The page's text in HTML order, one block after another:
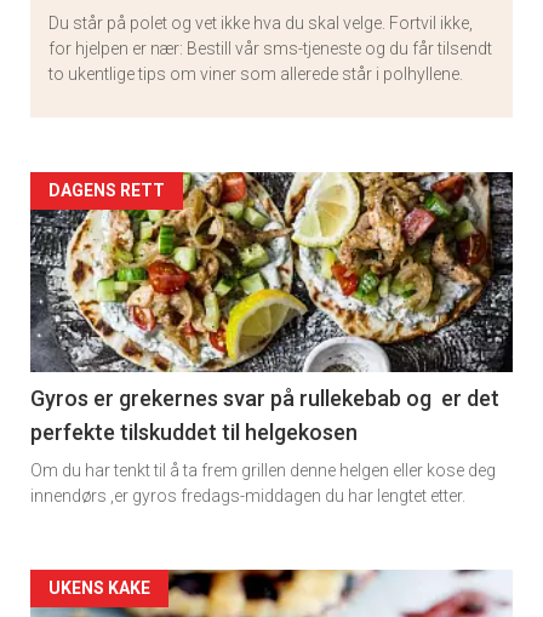
Du står på polet og vet ikke hva du skal velge. Fortvil ikke,
for hjelpen er nær: Bestill vår sms-tjeneste og du får tilsendt
to ukentlige tips om viner som allerede står i polhyllene.
Artikler
detail
-
section
11
DAGENS RETT
Gyros er grekernes svar på rullekebab og er det
perfekte tilskuddet til helgekosen
Om du har tenkt til å ta frem grillen denne helgen eller kose deg
innendørs ,er gyros fredags-middagen du har lengtet etter.
Artikler
UKENS KAKE